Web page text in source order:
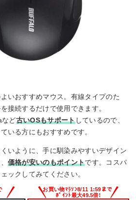
いおすすめマウス。有線タイプのた
接続するだけで使用できます。
など古いOSもサポートしているので、
いる方にもおすすめです。
いように、手に馴染みやすいデザイン
価格が安いのもポイントです。コスパ
ックしてみてください。